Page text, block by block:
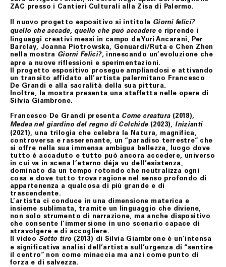
contratto rimarrà valido ed efficace, pertanto, il Cliente
non avrà nulla a pretendere da Fondazione Merz che, se
richiesto, restituirà il/i prodotti al Cliente addebitando
le spese di spedizione.
ART. 8 GARANZIA SUI BENI
Tutti i prodotti in vendita nel presente sito sono
realizzati rispettando elevati standard di qualità; nel
caso in cui il Cliente riceva un prodotto danneggiato,
non conforme o con difetto di fabbricazione, dovrà darne
immediata comunicazione a Fondazione Merz.
I difetti di fabbricazione non evidentemente riconoscibili
al momento del ricevimento del prodotto, dovranno
essere comunicati a Fondazione Merz dal Cliente.
In tutti i casi di cui sopra, gli uffici competenti di
Fondazione Merz, effettuate le necessarie verifiche, ne
daranno comunicazione al Cliente e, se accertati il
danno, la non conformità o il difetto di fabbricazione,
attiveranno la procedura di sostituzione del/i
prodotto/i, senza alcuna spesa di spedizione aggiuntiva
a carico del Cliente.
Il Cliente dovrà procedere alla restituzione del/i
prodotto/i, secondo le istruzioni e all’indirizzo postale
ottenuti contattando il Servizio Assistenza,
provvedendo ad imballare accuratamente il prodotto,
accludendovi l’imballo originale, i sigilli eventualmente
apposti nonché l’eventuale documentazione accessoria.
ZAC presso i Cantieri Culturali alla Zisa di Palermo.
Il nuovo progetto espositivo si intitola Giorni felici?
quello che accade, quello che può accaderee riprende i
linguaggi creativi messi in campo daYuri Ancarani
Per
Barclay, Joanna Piotrowska Genuardi/Ruta e Chen Zhen
nella mostra Giorni Felici?,innescando un’evoluzione che
apre a nuove riflessioni e sperimentazioni.
Il progetto espositivo prosegue ampliandosi e attivando
un transito affidato all’artista palermitano Francesco
De Grandi e alla sacralità della sua pittura.
Inoltre, la mostra presenta una staffetta nelle opere di
Silvia Giambrone.
Francesco De Grandi presenta Come creatura(2018),
Medea nel giardino del regno di Colchide(2023),Inizianti
(2021), una trilogia che celebra la Natura, magnifica,
controversa e rasserenante, un “paradiso terrestre” che
si offre nella sua immensa ambigua bellezza, luogo dove
tutto è accaduto e tutto può ancora accedere, universo
in cui va in scena l’eterno déja vu dell’esistenza,
dominato da un tempo rotondo che neutralizza ogni
cosa e dove tutto trova ragione nel senso profondo di
appartenenza a qualcosa di più grande e di
trascendente.
L’artista ci conduce in una dimensione materica e
insieme sublimata, tramite un linguaggio che diviene,
non solo strumento di narrazione, ma anche dispositivo
che consente l’immersione in uno scenario capace di
stravolgere e di accogliere.
Il video Sotto tiro(2013) di Silvia Giambroneè un’intensa
e significativa analisi dell’artista sull’urgenza di “sentire
il centro” non come minaccia ma anzi come punto di
forza e di salvezza.